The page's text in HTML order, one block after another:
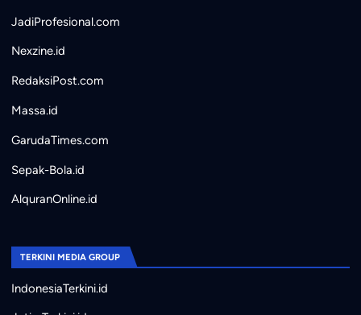
JadiProfesional.com
Nexzine.id
RedaksiPost.com
Massa.id
GarudaTimes.com
Sepak-Bola.id
AlquranOnline.id
TERKINI MEDIA GROUP
IndonesiaTerkini.id